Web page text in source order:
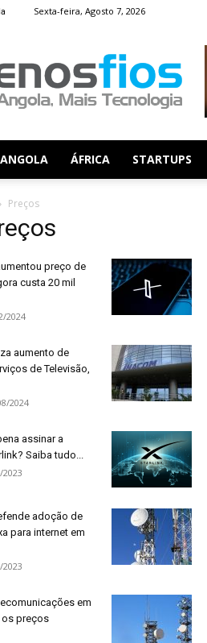
Sexta-feira, Agosto 7, 2026
Fios
ANGOLA ÁFRICA STARTUPS
Preços
preço de
custa 20 mil
2024
aumento de
de Televisão,
2024
assinar a
Saiba tudo...
adoção de
para internet em
em
os preços